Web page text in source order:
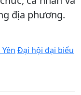
địa phương.
Đại hội đại biểu